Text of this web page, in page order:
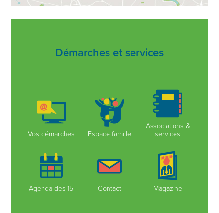
Démarches et services
Vos démarches Espace famille
Associations &
services
Agenda des 15 Contact Magazine